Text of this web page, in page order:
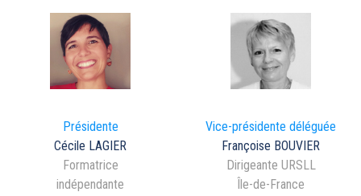
Présidente
Cécile LAGIER
Formatrice
indépendante
Vice-présidente déléguée
Françoise BOUVIER
Dirigeante URSLL
Île-de-France